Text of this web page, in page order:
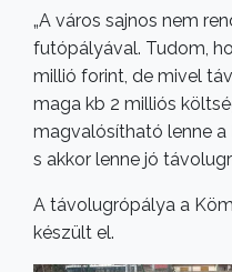
„A város sajnos nem
futópályával. Tudom,
millió forint, de mivel
maga kb 2 milliós
magvalósítható lenne
s akkor lenne jó
A távolugrópálya a
készült el.